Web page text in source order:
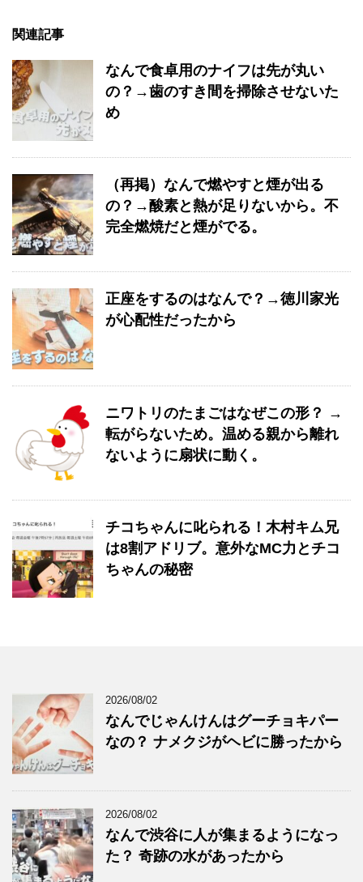
関連記事
なんで食卓用のナイフは先が丸い
の？→歯のすき間を掃除させないた
め
（再掲）なんで燃やすと煙が出る
の？→酸素と熱が足りないから。不
完全燃焼だと煙がでる。
正座をするのはなんで？→徳川家光
が心配性だったから
ニワトリのたまごはなぜこの形？ →
転がらないため。温める親から離れ
ないように扇状に動く。
チコちゃんに叱られる！木村キム兄
は8割アドリブ。意外なMC力とチコ
ちゃんの秘密
2026/08/02
なんでじゃんけんはグーチョキパー
なの？ ナメクジがヘビに勝ったから
2026/08/02
なんで渋谷に人が集まるようになっ
た？ 奇跡の水があったから